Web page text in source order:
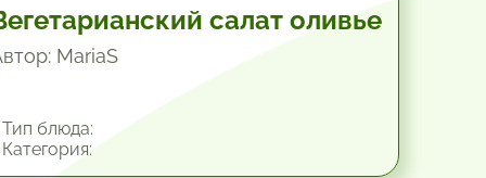
салат оливье
MariaS
блюда: